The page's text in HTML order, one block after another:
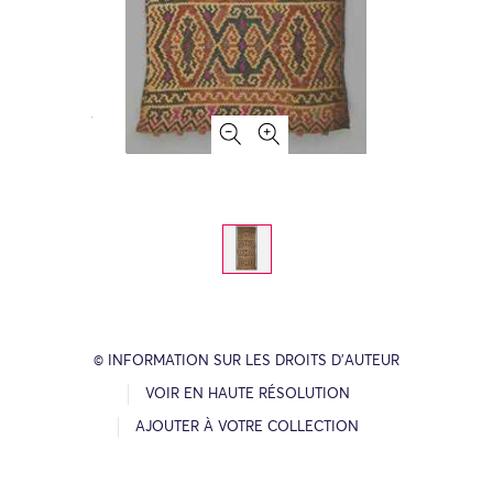
© INFORMATION SUR LES DROITS D’AUTEUR
VOIR EN HAUTE RÉSOLUTION
AJOUTER À VOTRE COLLECTION